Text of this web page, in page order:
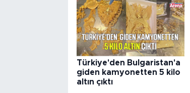
Türkiye'den Bulgaristan'a
giden kamyonetten 5 kilo
altın çıktı